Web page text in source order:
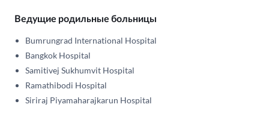
Ведущие родильные больницы
Bumrungrad International Hospital
Bangkok Hospital
Samitivej Sukhumvit Hospital
Ramathibodi Hospital
Siriraj Piyamaharajkarun Hospital